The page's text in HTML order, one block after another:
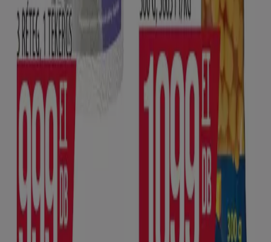
Lépj velünk kapcsolatba
Marketing és üzleti célú megkeresések
Az üzlet helytelenül található a térképen
Heti hirdetési visszajelzés
Technikai problémák és általános visszajelzések
Márkák
Helyi márkák
Kereskedők
Közeli üzletek
Termékek